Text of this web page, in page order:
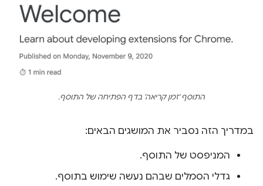
התוסף 'זמן קריאה' בדף הפתיחה של התוסף.
במדריך הזה נסביר את המושגים הבאים:
המניפסט של התוסף.
גדלי הסמלים שבהם נעשה שימוש בתוסף.